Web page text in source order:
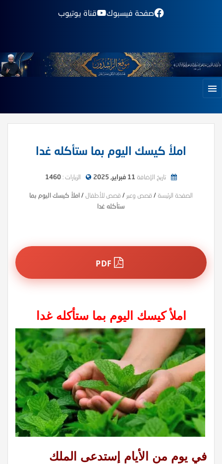
صفحة فيسبوك قناة يوتيوب
املأ كيسك اليوم بما ستأكله غدا
تاريخ الإضافة 11 فبراير, 2025 الزيارات : 1460
الصفحة الرئيسة / قصص وعبر / قصص للأطفال/املأ كيسك اليوم بما
ستأكله غدا
املأ كيسك اليوم بما ستأكله غدا
في يوم من الأيام إستدعى الملك